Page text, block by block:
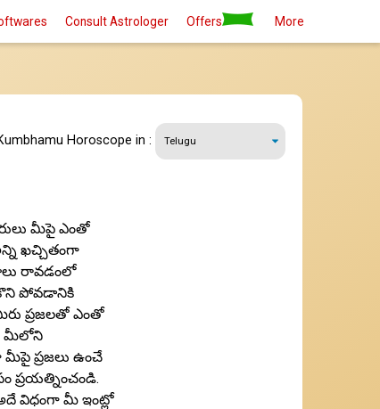
Consult Astrologer Offers More
Horoscope in :
మీపై ఎంతో
ఖచ్చితంగా
రావడంలో
పోవడానికి
ప్రజలతో ఎంతో
మీలోని
మీపై ప్రజలు ఉంచే
ప్రయత్నించండి.
విధంగా మీ ఇంట్లో